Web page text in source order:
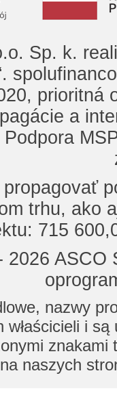
Sp. k.
prioritná
a
trhu, ako
715
nazwy
i
znakami
naszych